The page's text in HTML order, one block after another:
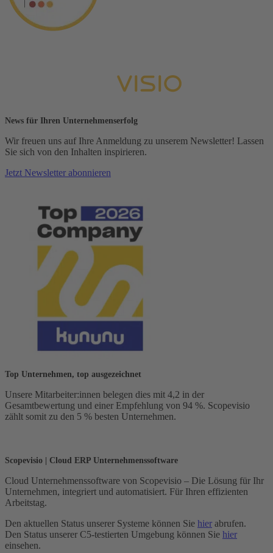
News für Ihren Unternehmenserfolg
Wir freuen uns auf Ihre Anmeldung zu unserem Newsletter! Lassen
Sie sich von den Inhalten inspirieren.
Jetzt Newsletter abonnieren
Top Unternehmen, top ausgezeichnet
Unsere Mitarbeiter:innen belegen dies mit 4,2 in der
Gesamtbewertung und einer Empfehlung von 94 %. Scopevisio
zählt somit zu den 5 % besten Unternehmen.
Scopevisio | Cloud ERP Unternehmenssoftware
Cloud Unternehmenssoftware von Scopevisio – Die Lösung für Ihr
Unternehmen, integriert und automatisiert. Für Ihren effizienten
Arbeitstag.
Den aktuellen Status unserer Systeme können Sie hier abrufen.
Den Status unserer C5-testierten Umgebung können Sie hier
einsehen.